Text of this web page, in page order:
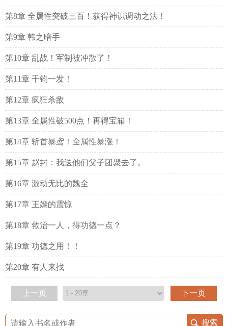
第8章 全属性突破三百！获得神识调动之法！
第9章 韩之暗手
第10章 乱战！军制被冲散了！
第11章 千钧一发！
第12章 疯狂杀敌
第13章 全属性破500点！再得宝箱！
第14章 斩首暴鸢！全属性暴涨！
第15章 赵封：我送他们父子团聚去了。
第16章 激动无比的魏全
第17章 王嫣的震惊
第18章 救治一人，得功德一点？
第19章 功德之用！！
第20章 有人来找
上一页 下一页